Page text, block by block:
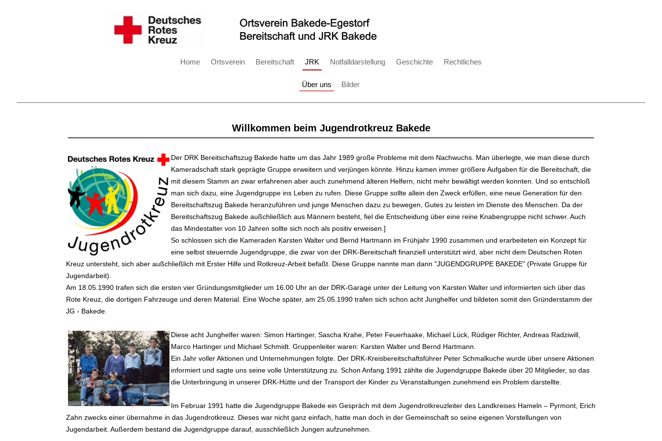
Home Ortsverein Bereitschaft JRK Notfalldarstellung Geschichte Rechtliches
Über uns Bilder
Willkommen beim Jugendrotkreuz Bakede
Der DRK Bereitschaftszug Bakede hatte um das Jahr 1989 große Probleme mit dem Nachwuchs. Man überlegte, wie man diese durch
Kameradschaft stark geprägte Gruppe erweitern und verjüngen könnte. Hinzu kamen immer größere Aufgaben für die Bereitschaft, die
mit diesem Stamm an zwar erfahrenen aber auch zunehmend älteren Helfern, nicht mehr bewältigt werden konnten. Und so entschloß
man sich dazu, eine Jugendgruppe ins Leben zu rufen. Diese Gruppe sollte allein den Zweck erfüllen, eine neue Generation für den
Bereitschaftszug Bakede heranzuführen und junge Menschen dazu zu bewegen, Gutes zu leisten im Dienste des Menschen. Da der
Bereitschaftszug Bakede außchließlich aus Männern besteht, fiel die Entscheidung über eine reine Knabengruppe nicht schwer. Auch
das Mindestalter von 10 Jahren sollte sich noch als positiv erweisen.]
So schlossen sich die Kameraden Karsten Walter und Bernd Hartmann im Frühjahr 1990 zusammen und erarbeiteten ein Konzept für
eine selbst steuernde Jugendgruppe, die zwar von der DRK-Bereitschaft finanziell unterstützt wird, aber nicht dem Deutschen Roten
Kreuz untersteht, sich aber außchließlich mit Erster Hilfe und Rotkreuz-Arbeit befaßt. Diese Gruppe nannte man dann "JUGENDGRUPPE BAKEDE" (Private Gruppe für
Jugendarbeit).
Am 18.05.1990 trafen sich die ersten vier Gründungsmitglieder um 16.00 Uhr an der DRK-Garage unter der Leitung von Karsten Walter und informierten sich über das
Rote Kreuz, die dortigen Fahrzeuge und deren Material. Eine Woche später, am 25.05.1990 trafen sich schon acht Junghelfer und bildeten somit den Gründerstamm der
JG - Bakede.
Diese acht Junghelfer waren: Simon Hartinger, Sascha Krahe, Peter Feuerhaake, Michael Lück, Rüdiger Richter, Andreas Radziwill,
Marco Hartinger und Michael Schmidt. Gruppenleiter waren: Karsten Walter und Bernd Hartmann.
Ein Jahr voller Aktionen und Unternehmungen folgte. Der DRK-Kreisbereitschaftsführer Peter Schmalkuche wurde über unsere Aktionen
informiert und sagte uns seine volle Unterstützung zu. Schon Anfang 1991 zählte die Jugendgruppe Bakede über 20 Mitglieder, so das
die Unterbringung in unserer DRK-Hütte und der Transport der Kinder zu Veranstaltungen zunehmend ein Problem darstellte.
Im Februar 1991 hatte die Jugendgruppe Bakede ein Gespräch mit dem Jugendrotkreuzleiter des Landkreises Hameln – Pyrmont, Erich
Zahn zwecks einer übernahme in das Jugendrotkreuz. Dieses war nicht ganz einfach, hatte man doch in der Gemeinschaft so seine eigenen Vorstellungen von
Jugendarbeit. Außerdem bestand die Jugendgruppe darauf, ausschließlich Jungen aufzunehmen.